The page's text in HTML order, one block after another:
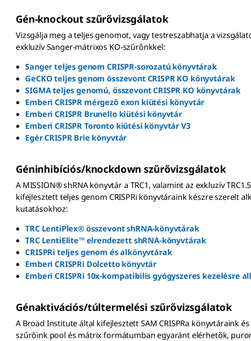
Gén-knockout szűrővizsgálatok
Vizsgálja meg a teljes genomot, vagy testreszabhatja a
exkluzív Sanger-mátrixos KO-szűrőnkkel:
Sanger teljes genom CRISPR-sorozatú könyvtárak
GeCKO teljes genom összevont CRISPR KO könyvtárak
SIGMA teljes genomú, összevont CRISPR KO könyvtárak
Emberi CRISPR mérgező exon kiütési könyvtár
Emberi CRISPR Brunello kiütési könyvtár
Emberi CRISPR Toronto kiütési könyvtár V3
Egér CRISPR Brie könyvtár
Géninhibíciós/knockdown szűrővizsgálatok
A MISSION® shRNA könyvtár a TRC1, valamint az exkluzív
kifejlesztett teljes genom CRISPRi könyvtáraink készre szerelt
kutatásokhoz:
TRC LentiPlex® összevont shRNA-könyvtárak
TRC LentiElite™ elrendezett shRNA-könyvtárak
CRISPRi teljes genom és alkönyvtárak
Emberi CRISPRi Dolcetto könyvtár
Emberi CRISPRi 10x-kompatibilis gyógyszeres kezelésre
Génaktivációs/túltermelési szűrővizsgálatok
A Broad Institute által kifejlesztett SAM CRISPRa könyvtáraink
szűrőink pool és mátrix formátumban egyaránt elérhetők,